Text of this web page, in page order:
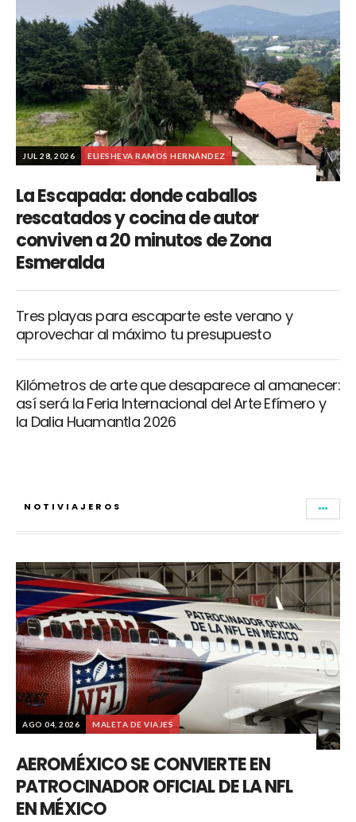
JUL 28, 2026 ELIESHEVA RAMOS HERNÁNDEZ
La Escapada: donde caballos
rescatados y cocina de autor
conviven a 20 minutos de Zona
Esmeralda
Tres playas para escaparte este verano y
aprovechar al máximo tu presupuesto
Kilómetros de arte que desaparece al amanecer:
así será la Feria Internacional del Arte Efímero y
la Dalia Huamantla 2026
NOTIVIAJEROS
AGO 04, 2026 MALETA DE VIAJES
AEROMÉXICO SE CONVIERTE EN
PATROCINADOR OFICIAL DE LA NFL
EN MÉXICO